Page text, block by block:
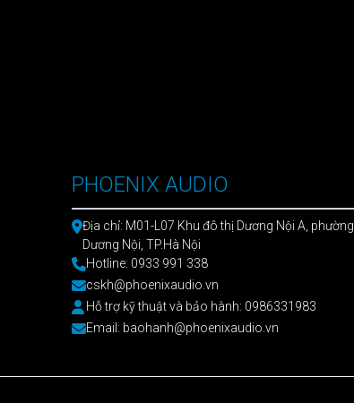
PHOENIX AUDIO
Địa chỉ: M01-L07 Khu đô thị Dương Nội A, phường
Dương Nội, TP.Hà Nội
Hotline: 0933 991 338
cskh@phoenixaudio.vn
Hỗ trợ kỹ thuật và bảo hành: 0986331983
Email: baohanh@phoenixaudio.vn